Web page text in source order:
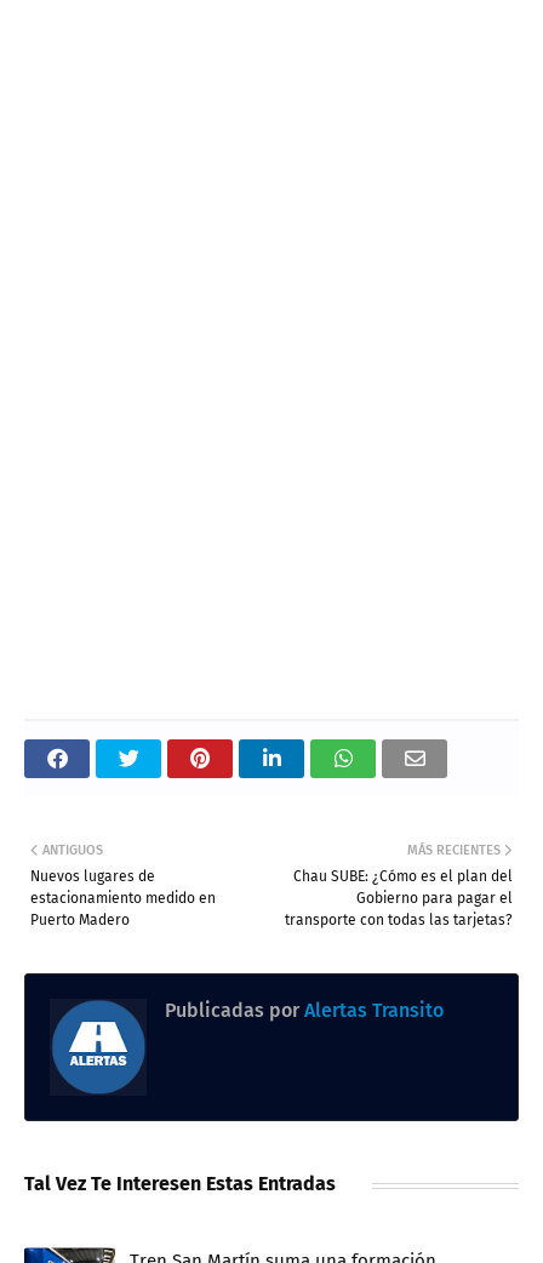
MÁS RECIENTES
Chau SUBE: ¿Cómo es el plan del
Gobierno para pagar el
transporte con todas las tarjetas?
ANTIGUOS
Nuevos lugares de
estacionamiento medido en
Puerto Madero
Publicadas por Alertas Transito
Tal Vez Te Interesen Estas Entradas